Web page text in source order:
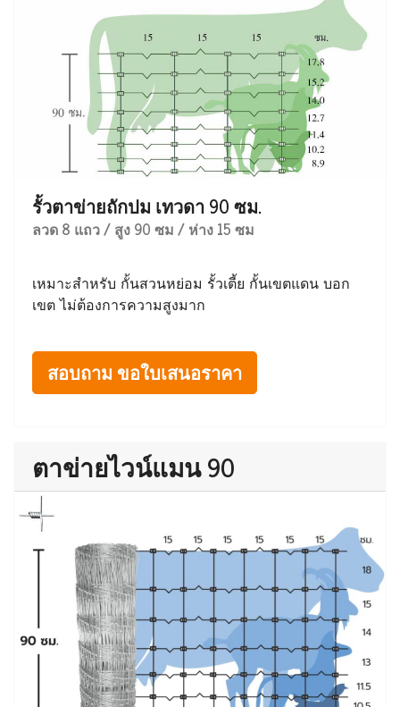
รั้วตาข่ายถักปม เทวดา 90 ซม.
ลวด 8 แถว / สูง 90 ซม / ห่าง 15 ซม
เหมาะสำหรับ กั้นสวนหย่อม รั้วเตี้ย กั้นเขตแดน บอก
เขต ไม่ต้องการความสูงมาก
สอบถาม ขอใบเสนอราคา
ตาข่ายไวน์แมน 90